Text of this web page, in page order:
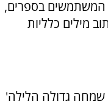
המשתמשים בספרים,
מילים כלליות
שמחה גדולה הלילה'